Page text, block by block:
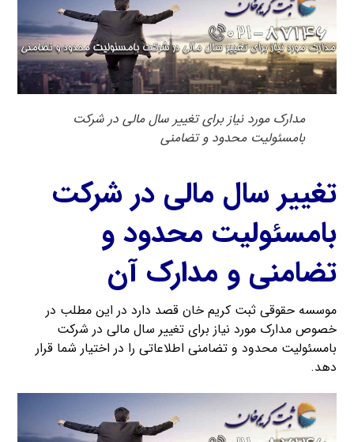
مدارک مورد نیاز برای تغییر سال مالی در شرکت
بامسئولیت محدود و تضامنی
تغییر سال مالی در شرکت
بامسئولیت محدود و
تضامنی و مدارک آن
موسسه حقوقی ثبت کریم خان قصد دارد در این مطلب در
خصوص مدارک مورد نیاز برای تغییر سال مالی در شرکت
بامسئولیت محدود و تضامنی اطلاعاتی را در اختیار شما قرار
دهد.